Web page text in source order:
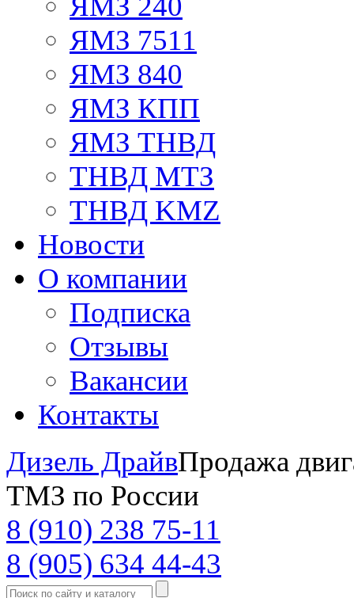
ЯМЗ 7511
ЯМЗ 840
ЯМЗ КПП
ЯМЗ ТНВД
ТНВД МТЗ
ТНВД KMZ
Новости
О компании
Подписка
Отзывы
Вакансии
Контакты
Дизель ДрайвПродажа
ТМЗ по России
8 (910) 238 75-11
8 (905) 634 44-43